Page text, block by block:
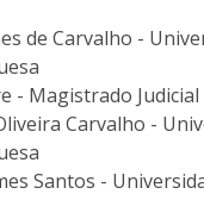
de Carvalho -
- Magistrado Judicial
Carvalho -
Santos -